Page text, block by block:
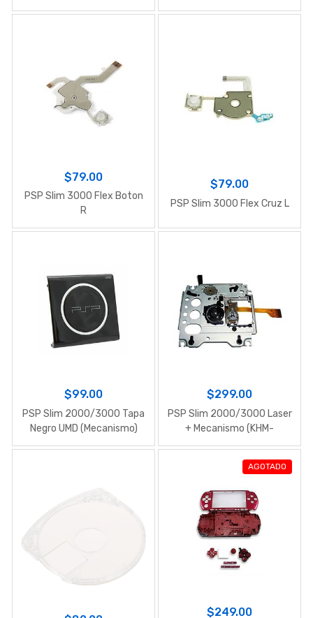
$79.00
PSP Slim 3000 Flex Boton
R
$79.00
PSP Slim 3000 Flex Cruz L
$99.00
PSP Slim 2000/3000 Tapa
Negro UMD (Mecanismo)
$299.00
PSP Slim 2000/3000 Laser
+ Mecanismo (KHM-
420BAA)
AGOTADO
$249.00